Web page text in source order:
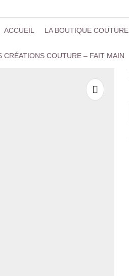
ACCUEIL LA BOUTIQUE COUTURE
CRÉATIONS COUTURE – FAIT MAIN